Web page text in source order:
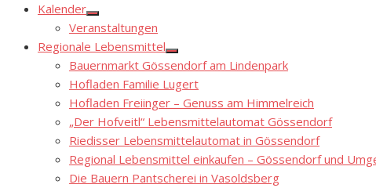
Kalender
Show
sub
menu
Veranstaltungen
Regionale Lebensmittel
Show
sub
menu
Bauernmarkt Gössendorf am Lindenpark
Hofladen Familie Lugert
Hofladen Freiinger – Genuss am Himmelreich
„Der Hofveitl“ Lebensmittelautomat Gössendorf
Riedisser Lebensmittelautomat in Gössendorf
Regional Lebensmittel einkaufen – Gössendorf und
Die Bauern Pantscherei in Vasoldsberg